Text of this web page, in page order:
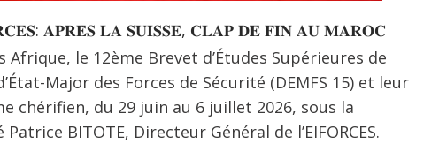
𝐀𝐏𝐑𝐄̀𝐒 𝐋𝐀 𝐒𝐔𝐈𝐒𝐒𝐄, 𝐂𝐋𝐀𝐏 𝐃𝐄 𝐅𝐈𝐍 𝐀𝐔 𝐌𝐀𝐑𝐎𝐂
Afrique, le 12ème Brevet d’Études Supérieures de
Major des Forces de Sécurité (DEMFS 15) et leur
chérifien, du 29 juin au 6 juillet 2026, sous la
BITOTE, Directeur Général de l’EIFORCES.